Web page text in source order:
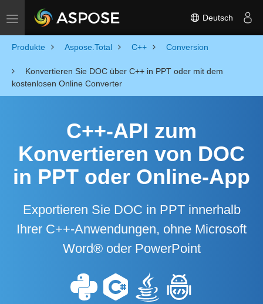
Toggle navigation Deutsch
Produkte Aspose.Total C++ Conversion
Konvertieren Sie DOC über C++ in PPT oder mit dem
kostenlosen Online Converter
C++-API zum
Konvertieren von DOC
in PPT oder Online-App
Exportieren Sie DOC in PPT innerhalb
Ihrer C++-Anwendungen, ohne Microsoft
Word® oder PowerPoint